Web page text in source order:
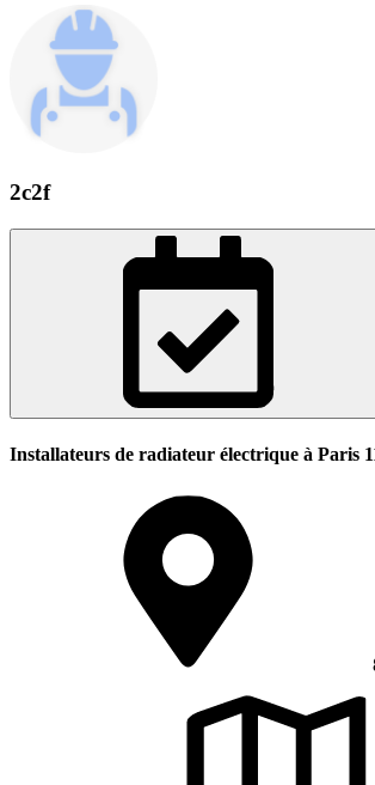
2c2f
Installateurs de radiateur électrique à Paris